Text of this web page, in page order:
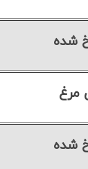
شده
مرغ
شده